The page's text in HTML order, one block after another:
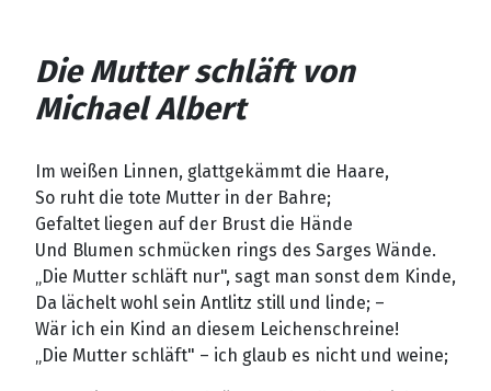
Die Mutter schläft von
Michael Albert
Im weißen Linnen, glattgekämmt die Haare,
So ruht die tote Mutter in der Bahre;
Gefaltet liegen auf der Brust die Hände
Und Blumen schmücken rings des Sarges Wände.
„Die Mutter schläft nur", sagt man sonst dem Kinde,
Da lächelt wohl sein Antlitz still und linde; –
Wär ich ein Kind an diesem Leichenschreine!
„Die Mutter schläft" – ich glaub es nicht und weine;